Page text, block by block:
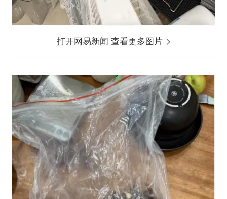
打开网易新闻 查看更多图片